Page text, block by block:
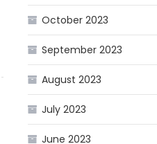
October 2023
September 2023
August 2023
July 2023
June 2023